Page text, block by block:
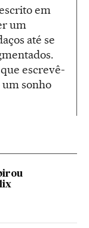
em
um
até se
escrevê-
sonho